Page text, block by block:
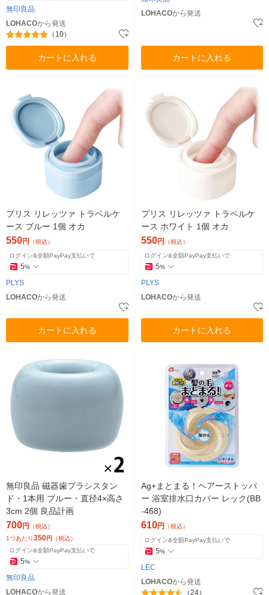
無印良品
LOHACOから発送
（10）
カートに入れる
LOHACOから発送
カートに入れる
プリス リレッツァ トラベルケ
ース ブルー 1個 オカ
550円 （税込）
ログイン&全額PayPay支払いで
5%
PLYS
LOHACOから発送
カートに入れる
プリス リレッツァ トラベルケ
ース ホワイト 1個 オカ
550円 （税込）
ログイン&全額PayPay支払いで
5%
PLYS
LOHACOから発送
カートに入れる
無印良品 磁器歯ブラシスタン
ド・1本用 ブルー・直径4×高さ
3cm 2個 良品計画
700円
（税込）
1つあたり350円 （税込）
ログイン&全額PayPay支払いで
5%
無印良品
LOHACOから発送
Ag+まとまる！ヘアーストッパ
ー 浴室排水口カバー レック(BB
-468)
610円 （税込）
ログイン&全額PayPay支払いで
5%
LEC
LOHACOから発送
（24）